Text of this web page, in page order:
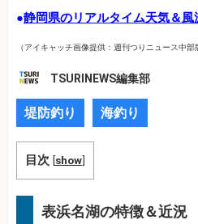
●静岡県のリアルタイム天気＆風
（アイキャッチ画像提供：週刊つりニュース中部
TSURINEWS編集部
堤防釣り 海釣り
目次 [show]
表浜名湖の特徴＆近況